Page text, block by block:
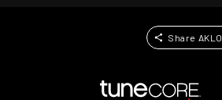
Share AKLO